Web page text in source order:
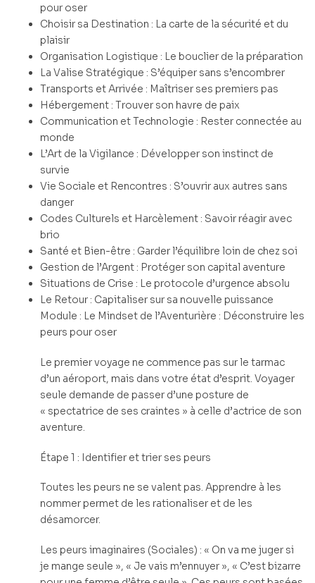
pour oser
Choisir sa Destination : La carte de la sécurité et du
plaisir
Organisation Logistique : Le bouclier de la préparation
La Valise Stratégique : S’équiper sans s’encombrer
Transports et Arrivée : Maîtriser ses premiers pas
Hébergement : Trouver son havre de paix
Communication et Technologie : Rester connectée au
monde
L’Art de la Vigilance : Développer son instinct de
survie
Vie Sociale et Rencontres : S’ouvrir aux autres sans
danger
Codes Culturels et Harcèlement : Savoir réagir avec
brio
Santé et Bien-être : Garder l’équilibre loin de chez soi
Gestion de l’Argent : Protéger son capital aventure
Situations de Crise : Le protocole d’urgence absolu
Le Retour : Capitaliser sur sa nouvelle puissance
Module : Le Mindset de l’Aventurière : Déconstruire les
peurs pour oser
Le premier voyage ne commence pas sur le tarmac
d’un aéroport, mais dans votre état d’esprit. Voyager
seule demande de passer d’une posture de
« spectatrice de ses craintes » à celle d’actrice de son
aventure.
Étape 1 : Identifier et trier ses peurs
Toutes les peurs ne se valent pas. Apprendre à les
nommer permet de les rationaliser et de les
désamorcer.
Les peurs imaginaires (Sociales) : « On va me juger si
je mange seule », « Je vais m’ennuyer », « C’est bizarre